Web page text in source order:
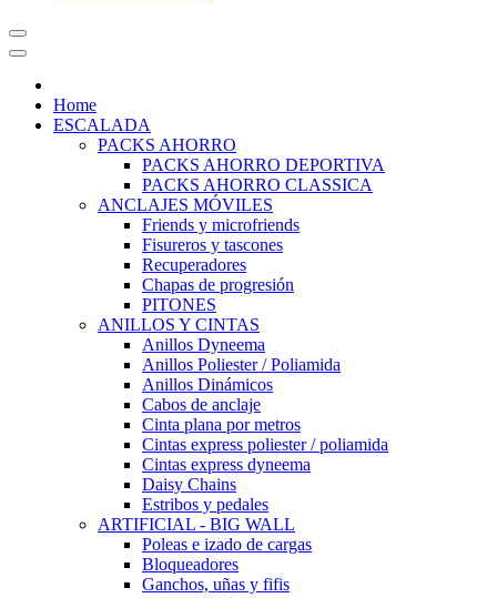
Home
ESCALADA
PACKS AHORRO
PACKS AHORRO DEPORTIVA
PACKS AHORRO CLASSICA
ANCLAJES MÓVILES
Friends y microfriends
Fisureros y tascones
Recuperadores
Chapas de progresión
PITONES
ANILLOS Y CINTAS
Anillos Dyneema
Anillos Poliester / Poliamida
Anillos Dinámicos
Cabos de anclaje
Cinta plana por metros
Cintas express poliester / poliamida
Cintas express dyneema
Daisy Chains
Estribos y pedales
ARTIFICIAL - BIG WALL
Poleas e izado de cargas
Bloqueadores
Ganchos, uñas y fifis